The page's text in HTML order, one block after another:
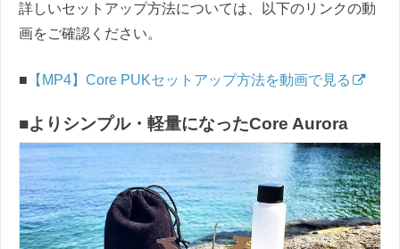
詳しいセットアップ方法については、以下のリンクの動
画をご確認ください。
■ 【MP4】Core PUKセットアップ方法を動画で見る
■よりシンプル・軽量になったCore Aurora